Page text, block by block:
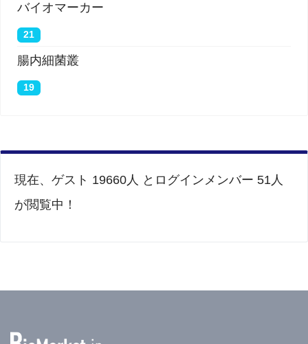
バイオマーカー
21
腸内細菌叢
19
現在、ゲスト 19660人 とログインメンバー 51人
が閲覧中！